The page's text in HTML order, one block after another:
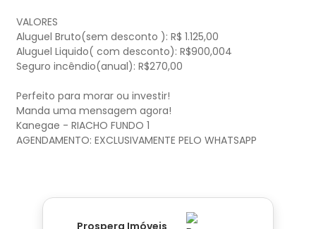
VALORES
Aluguel Bruto(sem desconto ): R$ 1.125,00
Aluguel Liquido( com desconto): R$900,004
Seguro incêndio(anual): R$270,00
Perfeito para morar ou investir!
Manda uma mensagem agora!
Kanegae - RIACHO FUNDO 1
Prospera Imóveis